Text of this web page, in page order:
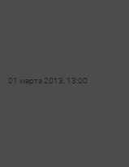
01 марта 2013, 13:00